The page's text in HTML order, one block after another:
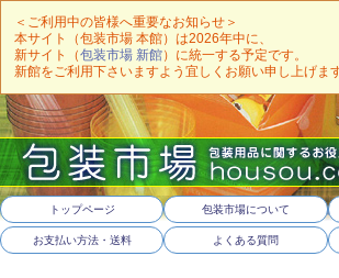
＜ご利用中の皆様へ重要なお知らせ＞
本サイト（包装市場 本館）は2026年中に、
新サイト（包装市場 新館）に統一する予定です。
新館をご利用下さいますよう宜しくお願い申し上げます
トップページ 包装市場について
お支払い方法・送料 よくある質問